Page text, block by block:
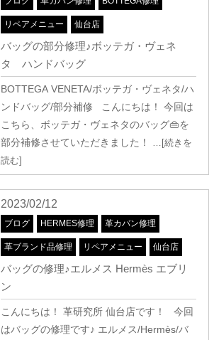
リペアメニュー 仙台店
バッグの部分修理♪ボッテガ・ヴェネ
タ ハンドバッグ
BOTTEGA VENETA/ボッテガ・ヴェネタ/ハ
ンドバッグ/部分補修 こんにちは！ 今回は
こちら、ボッテガ・ヴェネタのバッグ👜を
部分補修させていただきました！ …[続きを
読む]
2023/02/12
ブログ HERMES修理 革カバン修理
革ブランド品修理 リペアメニュー 仙台店
バッグの修理♪エルメス Hermès エブリ
ン
こんにちは！ 革研究所 仙台店です！ 今回
はバッグの修理です♪ エルメス/Hermès/バ